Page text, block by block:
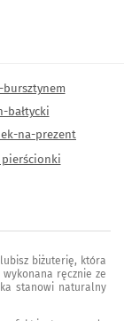
bałtycki
na-prezent
pierścionki
biżuterię, która
ręcznie ze
stanowi naturalny